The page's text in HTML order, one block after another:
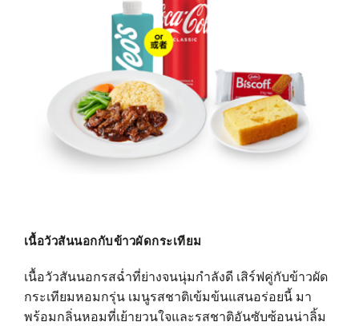
เนื้อวัวสันนอกกับข้าวผัดกระเทียม
เนื้อวัวสันนอกรสฉ่ำที่ย่างจนนุ่มกำลังดี เสิร์ฟคู่กับข้าวผัด
กระเทียมหอมกรุ่น เมนูรสชาติเข้มข้นแสนอร่อยนี้ มา
พร้อมกลิ่นหอมที่เย้ายวนใจและรสชาติอันซับซ้อนน่าลิ้ม